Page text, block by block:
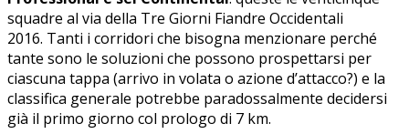
squadre al via della Tre Giorni Fiandre Occidentali
2016. Tanti i corridori che bisogna menzionare perché
tante sono le soluzioni che possono prospettarsi per
ciascuna tappa (arrivo in volata o azione d’attacco?) e la
classifica generale potrebbe paradossalmente decidersi
già il primo giorno col prologo di 7 km.